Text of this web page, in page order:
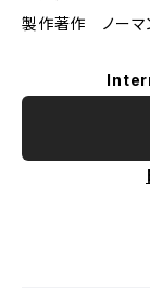
製作著作 ノーマ